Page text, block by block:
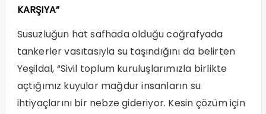
KARŞIYA”
Susuzluğun hat safhada olduğu coğrafyada
tankerler vasıtasıyla su taşındığını da belirten
Yeşildal, “Sivil toplum kuruluşlarımızla birlikte
açtığımız kuyular mağdur insanların su
ihtiyaçlarını bir nebze gideriyor. Kesin çözüm için